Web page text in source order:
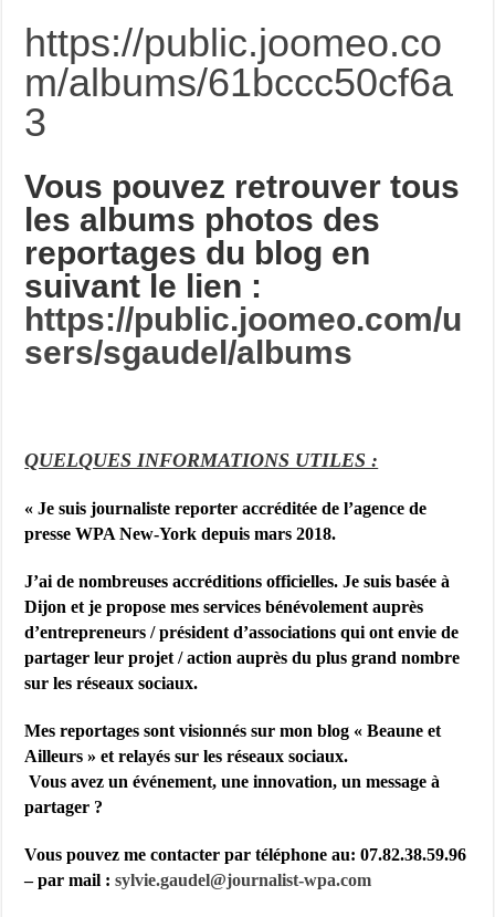
https://public.joomeo.co
m/albums/61bccc50cf6a
3
Vous pouvez retrouver tous
les albums photos des
reportages du blog en
suivant le lien :
https://public.joomeo.com/u
sers/sgaudel/albums
QUELQUES INFORMATIONS UTILES :
« Je suis journaliste reporter accréditée de l’agence de
presse WPA New-York depuis mars 2018.
J’ai de nombreuses accréditions officielles. Je suis basée à
Dijon et je propose mes services bénévolement auprès
d’entrepreneurs / président d’associations qui ont envie de
partager leur projet / action auprès du plus grand nombre
sur les réseaux sociaux.
Mes reportages sont visionnés sur mon blog « Beaune et
Ailleurs » et relayés sur les réseaux sociaux.
Vous avez un événement, une innovation, un message à
partager ?
Vous pouvez me contacter par téléphone au: 07.82.38.59.96
– par mail :sylvie.gaudel@journalist-wpa.com